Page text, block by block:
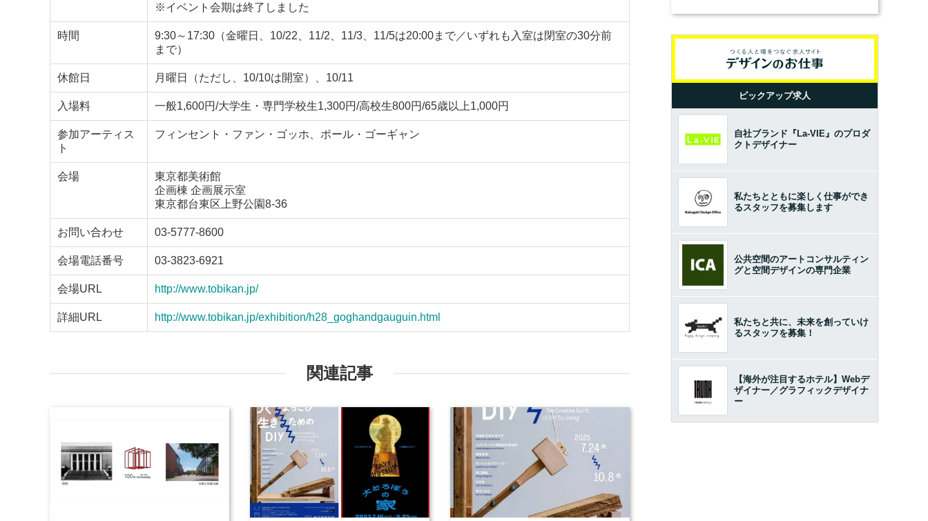
※イベント会期は終了しました
時間
9:30～17:30（金曜日、10/22、11/2、11/3、11/5は20:00まで／いずれも入室は閉室の30分前
まで）
休館日 月曜日（ただし、10/10は開室）、10/11
入場料 一般1,600円/大学生・専門学校生1,300円/高校生800円/65歳以上1,000円
参加アーティス
ト
フィンセント・ファン・ゴッホ、ポール・ゴーギャン
会場
東京都美術館
企画棟 企画展示室
東京都台東区上野公園8-36
お問い合わせ 03-5777-8600
会場電話番号 03-3823-6921
会場URL http://www.tobikan.jp/
詳細URL http://www.tobikan.jp/exhibition/h28_goghandgauguin.html
関連記事
ピックアップ求人
自社ブランド『La-VIE』のプロダ
クトデザイナー
私たちとともに楽しく仕事ができ
るスタッフを募集します
公共空間のアートコンサルティン
グと空間デザインの専門企業
私たちと共に、未来を創っていけ
るスタッフを募集！
【海外が注目するホテル】Webデ
ザイナー／グラフィックデザイナ
ー